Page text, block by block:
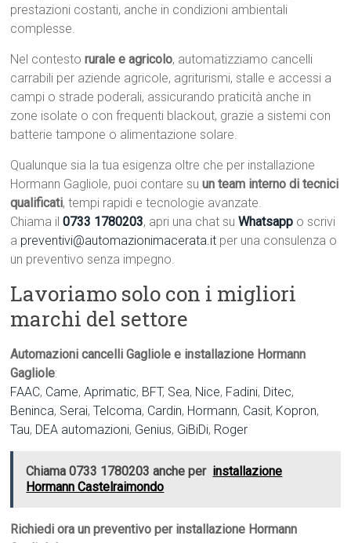
prestazioni costanti, anche in condizioni ambientali
complesse.
Nel contestorurale e agricolo, automatizziamo cancelli
carrabili per aziende agricole, agriturismi, stalle e accessi a
campi o strade poderali, assicurando praticità anche in
zone isolate o con frequenti blackout, grazie a sistemi con
batterie tampone o alimentazione solare.
Qualunque sia la tua esigenza oltre che per installazione
Hormann Gagliole, puoi contare suun team interno di tecnici
qualificati, tempi rapidi e tecnologie avanzate.
Chiama il0733 1780203, apri una chat suWhatsapp o scrivi
a preventivi@automazionimacerata.it per una consulenza o
un preventivo senza impegno.
Lavoriamo solo con i migliori
marchi del settore
Automazioni cancelli Gagliole e installazione Hormann
Gagliole:
FAAC, Came,Aprimatic, BFT, Sea, Nice, Fadini, Ditec,
Beninca, Serai,Telcoma, Cardin, Hormann, Casit, Kopron,
Tau, DEA automazioni, Genius, GiBiDi, Roger
Chiama 0733 1780203 anche per installazione
Hormann Castelraimondo
Richiedi ora un preventivo per installazione Hormann